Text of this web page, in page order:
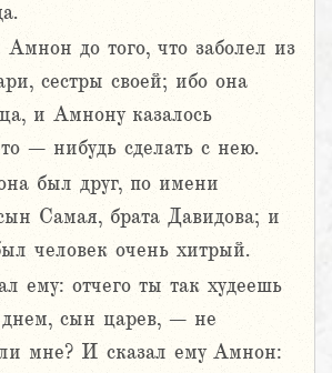
до того, что заболел из
сестры своей; ибо она
и Амнону казалось
– нибудь сделать с нею.
был друг, по имени
Самая, брата Давидова; и
человек очень хитрый.
ему: отчего ты так худеешь
сын царев, – не
мне? И сказал ему Амнон: